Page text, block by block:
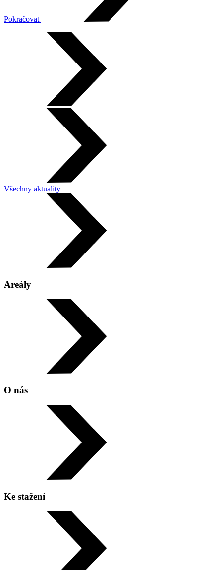
Pokračovat
Všechny aktuality
SAREZA HOTEL***
Telefon:
+420 596 977 314, +420 736 755 050
Areály
O nás
Ke stažení